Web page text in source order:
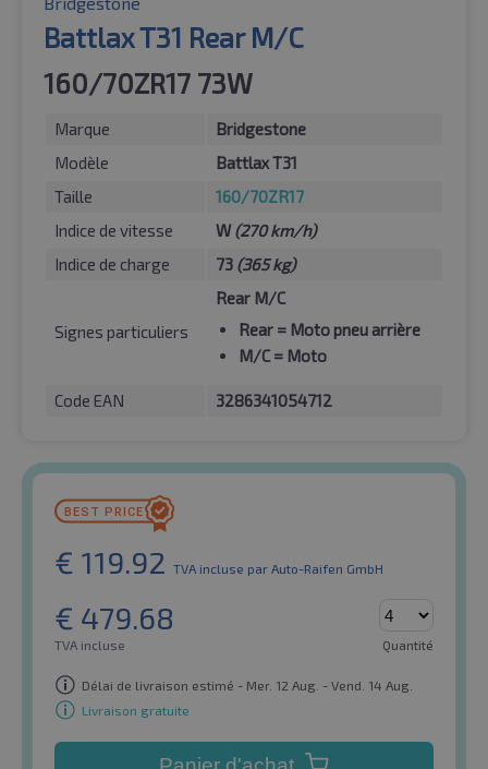
Battlax T31 Rear M/C
160/70ZR17 73W
Marque
Bridgestone
Modèle
Battlax T31
Taille
160/70ZR17
Indice de vitesse
W (270 km/h)
Indice de charge
73 (365 kg)
Signes particuliers
Rear M/C
Rear = Moto pneu arrière
M/C= Moto
Code EAN 3286341054712
€ 119.92 TVA incluse par Auto-Raifen GmbH
€ 479.68
TVA incluse Quantité
Délai de livraison estimé - Mer. 12 Aug. - Vend. 14 Aug.
Livraison gratuite